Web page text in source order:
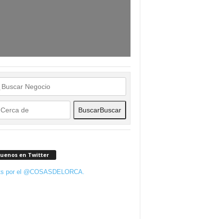
BuscarBuscar
en Twitter
por el @COSASDELORCA.